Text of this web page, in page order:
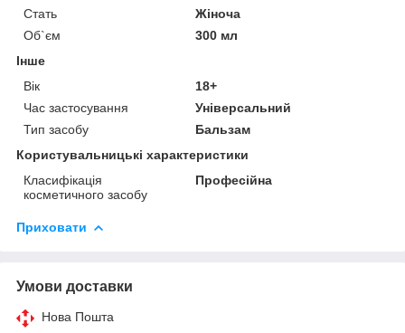
Стать
Жіноча
Об`єм
300 мл
Інше
Вік
18+
Час застосування
Універсальний
Тип засобу
Бальзам
Користувальницькі характеристики
Класифікація
косметичного засобу
Професійна
Приховати
Умови доставки
Нова Пошта